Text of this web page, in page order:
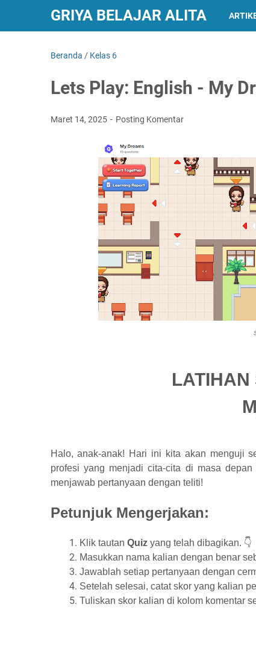
GRIYA BELAJAR ALITA
Beranda / Kelas 6
Lets Play: English - My
Maret 14, 2025 Posting Komentar
LATIHAN
Halo, anak-anak! Hari ini kita akan menguji
profesi yang menjadi cita-cita di masa depan
menjawab pertanyaan dengan teliti!
Petunjuk Mengerjakan:
Klik tautan Quizyang telah dibagikan. 👇
Masukkan nama kalian dengan benar
Jawablah setiap pertanyaan dengan
Setelah selesai, catat skor yang kalian
Tuliskan skor kalian di kolom komentar